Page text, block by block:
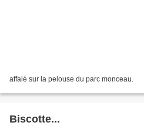
affalé sur la pelouse du parc monceau.
Biscotte...